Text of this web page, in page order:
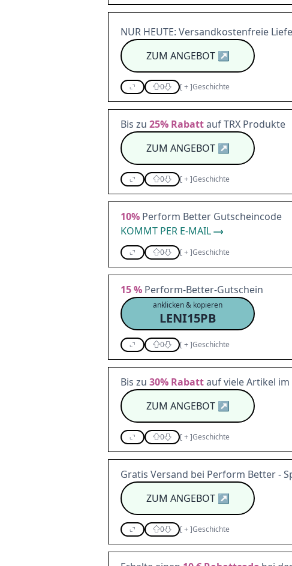
NUR HEUTE: Versandkostenfreie
ZUM ANGEBOT↗
0 [+]Geschichte
Bis zu 25% Rabattauf TRX Produkte
ZUM ANGEBOT↗
0 [+]Geschichte
10% Perform Better Gutscheincode
KOMMT PER E-MAIL
0 [+]Geschichte
15 % Perform-Better-Gutschein
anklicken & kopieren
LENI15PB
0 [+]Geschichte
Bis zu 30% Rabattauf viele Artikel
ZUM ANGEBOT↗
0 [+]Geschichte
Gratis Versand bei Perform Better -
ZUM ANGEBOT↗
0 [+]Geschichte